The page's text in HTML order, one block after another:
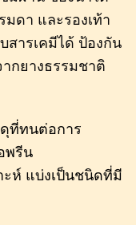
มดา และรองเท้า
สารเคมีได้ ป้องกัน
ยางธรรมชาติ
ดุที่ทนต่อการ
พรีน
ห์ แบ่งเป็นชนิดที่มี